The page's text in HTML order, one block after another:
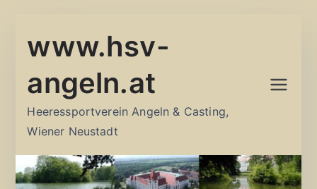
Inhalt
www.hsv-
angeln.at
Heeressportverein Angeln & Casting,
Wiener Neustadt